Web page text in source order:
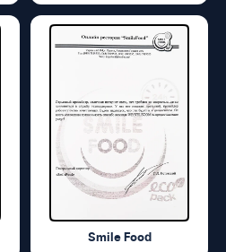
Smile Food